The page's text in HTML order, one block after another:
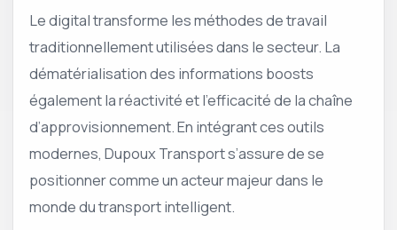
Le digital transforme les méthodes de travail
traditionnellement utilisées dans le secteur. La
dématérialisation des informations boosts
également la réactivité et l’efficacité de la chaîne
d’approvisionnement. En intégrant ces outils
modernes, Dupoux Transport s’assure de se
positionner comme un acteur majeur dans le
monde du transport intelligent.